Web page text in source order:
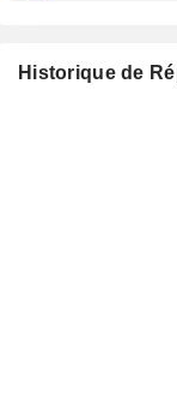
Historique de